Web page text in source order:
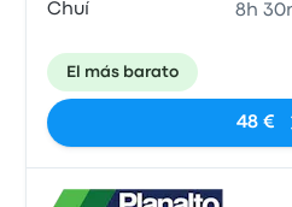
Chuí 8h
El más barato
48 €